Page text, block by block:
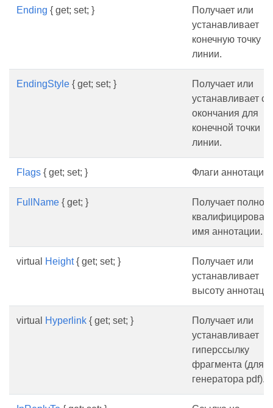
Ending { get; set; }
Получает или
устанавливает
конечную точку
линии.
EndingStyle { get; set; }
Получает или
устанавливает
окончания для
конечной точки
линии.
Flags { get; set; } Флаги аннотации.
FullName { get; }
Получает полное
имя аннотации.
virtual Height{ get; set; }
Получает или
устанавливает
высоту
virtual Hyperlink { get; set; }
Получает или
устанавливает
гиперссылку
фрагмента (для
генератора pdf).